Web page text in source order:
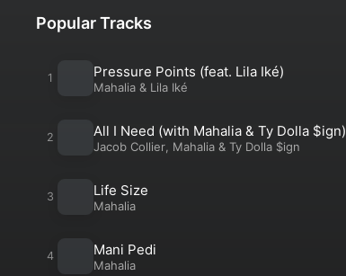
Popular Tracks
Pressure Points (feat. Lila Iké)
Mahalia & Lila Iké
All I Need (with Mahalia & Ty Dolla $ign)
Jacob Collier Mahalia & Ty Dolla $ign
Life Size
Mahalia
Mani Pedi
Mahalia